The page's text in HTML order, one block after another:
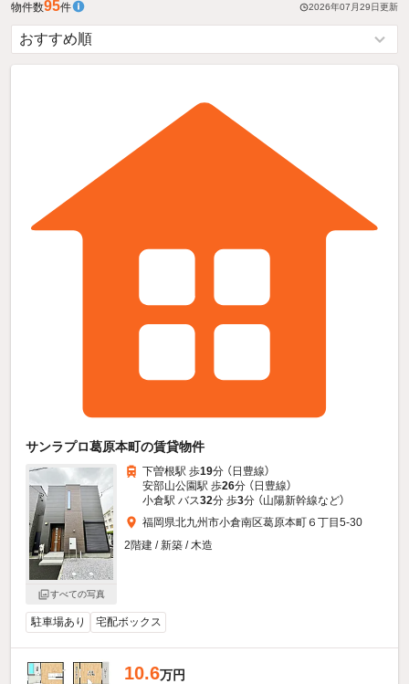
物件数95件 2026年07月29日更新
サンラプロ葛原本町の賃貸物件
すべての写真
下曽根駅 歩19分 （日豊線）
安部山公園駅 歩26分 （日豊線）
小倉駅 バス32分 歩3分 （山陽新幹線など）
福岡県北九州市小倉南区葛原本町６丁目5-30
2階建 / 新築 / 木造
駐車場あり 宅配ボックス
10.6万円